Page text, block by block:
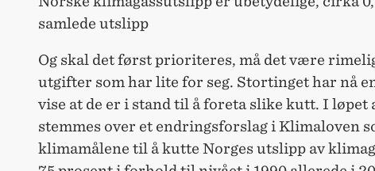
samlede utslipp
Og skal det først prioriteres, må det være
utgifter som har lite for seg. Stortinget har nå
vise at de er i stand til å foreta slike kutt. I løpet
stemmes over et endringsforslag i Klimaloven
klimamålene til å kutte Norges utslipp av